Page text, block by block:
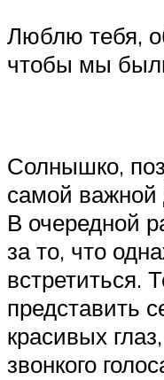
Люблю тебя,
чтобы мы
Солнышко,
самой
В очередной
за то, что
встретиться.
представить
красивых
звонкого